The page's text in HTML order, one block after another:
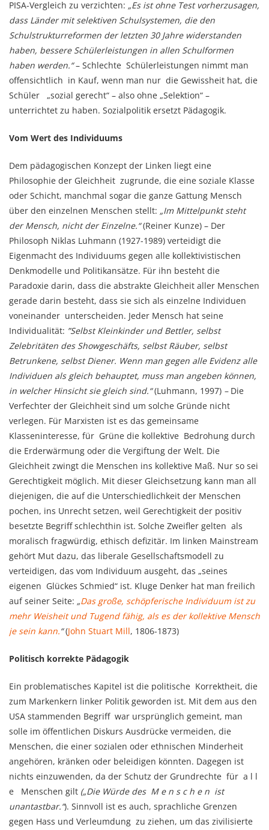
PISA-Vergleich zu verzichten: „Es ist ohne Test vorherzusagen,
dass Länder mit selektiven Schulsystemen, die den
Schulstrukturreformen der letzten 30 Jahre widerstanden
haben, bessere Schülerleistungen in allen Schulformen
haben werden.“– Schlechte Schülerleistungen nimmt man
offensichtlich in Kauf, wenn man nur die Gewissheit hat, die
Schüler „sozial gerecht“ – also ohne „Selektion“ –
unterrichtet zu haben. Sozialpolitik ersetzt Pädagogik.
Vom Wert des Individuums
Dem pädagogischen Konzept der Linken liegt eine
Philosophie der Gleichheit zugrunde, die eine soziale Klasse
oder Schicht, manchmal sogar die ganze Gattung Mensch
über den einzelnen Menschen stellt: „Im Mittelpunkt steht
der Mensch, nicht der Einzelne.“(Reiner Kunze) – Der
Philosoph Niklas Luhmann (1927-1989) verteidigt die
Eigenmacht des Individuums gegen alle kollektivistischen
Denkmodelle und Politikansätze. Für ihn besteht die
Paradoxie darin, dass die abstrakte Gleichheit aller Menschen
gerade darin besteht, dass sie sich als einzelne Individuen
voneinander unterscheiden. Jeder Mensch hat seine
Individualität: ”Selbst Kleinkinder und Bettler, selbst
Zelebritäten des Showgeschäfts, selbst Räuber, selbst
Betrunkene, selbst Diener. Wenn man gegen alle Evidenz alle
Individuen als gleich behauptet, muss man angeben können,
in welcher Hinsicht sie gleich sind.“(Luhmann, 1997) – Die
Verfechter der Gleichheit sind um solche Gründe nicht
verlegen. Für Marxisten ist es das gemeinsame
Klasseninteresse, für Grüne die kollektive Bedrohung durch
die Erderwärmung oder die Vergiftung der Welt. Die
Gleichheit zwingt die Menschen ins kollektive Maß. Nur so sei
Gerechtigkeit möglich. Mit dieser Gleichsetzung kann man all
diejenigen, die auf die Unterschiedlichkeit der Menschen
pochen, ins Unrecht setzen, weil Gerechtigkeit der positiv
besetzte Begriff schlechthin ist. Solche Zweifler gelten als
moralisch fragwürdig, ethisch defizitär. Im linken Mainstream
gehört Mut dazu, das liberale Gesellschaftsmodell zu
verteidigen, das vom Individuum ausgeht, das „seines
eigenen Glückes Schmied“ ist. Kluge Denker hat man freilich
auf seiner Seite: „Das große, schöpferischeIndividuum ist zu
mehr Weisheit und Tugend fähig, als es der kollektive Mensch
je sein kann.“(John Stuart Mill, 1806-1873)
Politisch korrekte Pädagogik
Ein problematisches Kapitel ist die politische Korrektheit, die
zum Markenkern linker Politik geworden ist. Mit dem aus den
USA stammenden Begriff war ursprünglich gemeint, man
solle im öffentlichen Diskurs Ausdrücke vermeiden, die
Menschen, die einer sozialen oder ethnischen Minderheit
angehören, kränken oder beleidigen könnten. Dagegen ist
nichts einzuwenden, da der Schutz der Grundrechte für a l l
e Menschen gilt („Die Würde des M e n s c h e n ist
unantastbar.“). Sinnvoll ist es auch, sprachliche Grenzen
gegen Hass und Verleumdung zu ziehen, um das zivilisierte